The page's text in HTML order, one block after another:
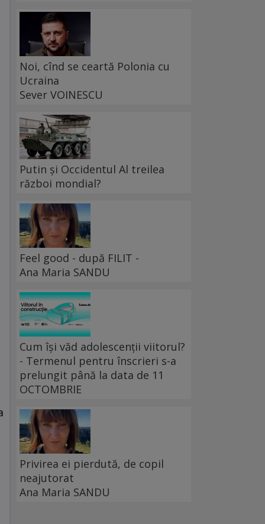
Noi, cînd se ceartă Polonia cu
Ucraina
Sever VOINESCU
Putin și Occidentul Al treilea
război mondial?
Feel good - după FILIT -
Ana Maria SANDU
Cum își văd adolescenții viitorul?
- Termenul pentru înscrieri s-a
prelungit până la data de 11
OCTOMBRIE
Privirea ei pierdută, de copil
neajutorat
Ana Maria SANDU